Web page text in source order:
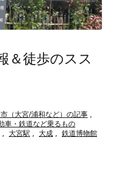
＆徒歩のスス
（大宮/浦和など）の記事
車・鉄道など乗るもの
大宮駅 大成
鉄道博物館